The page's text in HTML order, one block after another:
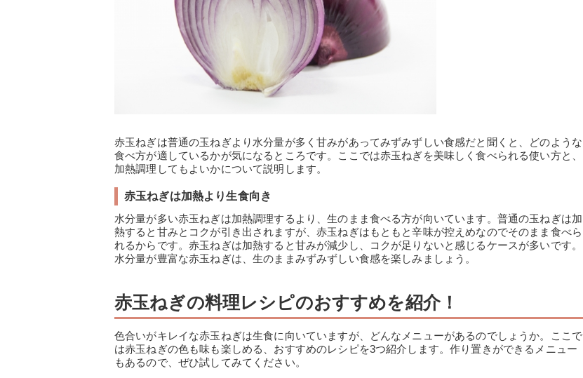
赤玉ねぎは普通の玉ねぎより水分量が多く甘みがあってみずみずしい食感だと聞くと、どのような
食べ方が適しているかが気になるところです。ここでは赤玉ねぎを美味しく食べられる使い方と、
加熱調理してもよいかについて説明します。
赤玉ねぎは加熱より生食向き
水分量が多い赤玉ねぎは加熱調理するより、生のまま食べる方が向いています。普通の玉ねぎは加
熱すると甘みとコクが引き出されますが、赤玉ねぎはもともと辛味が控えめなのでそのまま食べら
れるからです。赤玉ねぎは加熱すると甘みが減少し、コクが足りないと感じるケースが多いです。
水分量が豊富な赤玉ねぎは、生のままみずみずしい食感を楽しみましょう。
赤玉ねぎの料理レシピのおすすめを紹介！
色合いがキレイな赤玉ねぎは生食に向いていますが、どんなメニューがあるのでしょうか。ここで
は赤玉ねぎの色も味も楽しめる、おすすめのレシピを3つ紹介します。作り置きができるメニュー
もあるので、ぜひ試してみてください。